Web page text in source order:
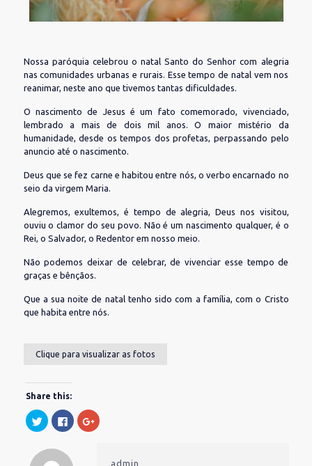
Nossa paróquia celebrou o natal Santo do Senhor com alegria
nas comunidades urbanas e rurais. Esse tempo de natal vem nos
reanimar, neste ano que tivemos tantas dificuldades.
O nascimento de Jesus é um fato comemorado, vivenciado,
lembrado a mais de dois mil anos. O maior mistério da
humanidade, desde os tempos dos profetas, perpassando pelo
anuncio até o nascimento.
Deus que se fez carne e habitou entre nós, o verbo encarnado no
seio da virgem Maria.
Alegremos, exultemos, é tempo de alegria, Deus nos visitou,
ouviu o clamor do seu povo. Não é um nascimento qualquer, é o
Rei, o Salvador, o Redentor em nosso meio.
Não podemos deixar de celebrar, de vivenciar esse tempo de
graças e bênçãos.
Que a sua noite de natal tenho sido com a família, com o Cristo
que habita entre nós.
Clique para visualizar as fotos
Share this:
Clique
para
compartilhar
Twitter(abre
em
Clique
para
compartilhar
em
Compartilhe
no
novaadmin